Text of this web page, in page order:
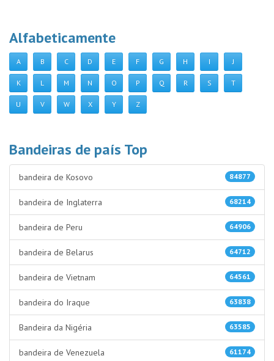
Alfabeticamente
A B C D E F G H I J
K L M N O P Q R S T
U V W X Y Z
Bandeiras de país Top
84877
bandeira de Kosovo
68214
bandeira de Inglaterra
64906
bandeira de Peru
64712
bandeira de Belarus
64561
bandeira de Vietnam
63838
bandeira do Iraque
63585
Bandeira da Nigéria
61174
bandeira de Venezuela